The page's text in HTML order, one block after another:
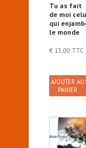
Tu as fait
de moi
qui
le monde
€ 13,00 TTC
AJOUTER AU
PANIER